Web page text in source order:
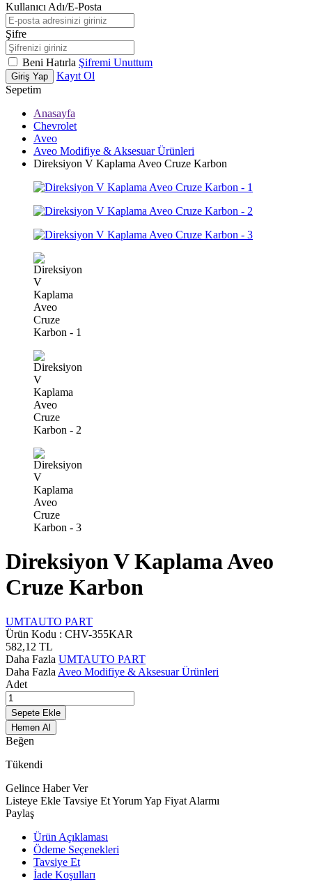
Kullanıcı Adı/E-Posta
Şifre
Beni Hatırla Şifremi Unuttum
Giriş Yap
Kayıt Ol
Sepetim
Anasayfa
Chevrolet
Aveo
Aveo Modifiye & Aksesuar Ürünleri
Direksiyon V Kaplama Aveo Cruze Karbon
Direksiyon V Kaplama Aveo
Cruze Karbon
UMTAUTO PART
Ürün Kodu : CHV-355KAR
582,12 TL
Daha Fazla UMTAUTO PART
Daha Fazla Aveo Modifiye & Aksesuar Ürünleri
Adet
Sepete Ekle
Hemen Al
Beğen
Tükendi
Gelince Haber Ver
Listeye Ekle Tavsiye EtYorum Yap Fiyat Alarmı
Paylaş
Ürün Açıklaması
Ödeme Seçenekleri
Tavsiye Et
İade Koşulları